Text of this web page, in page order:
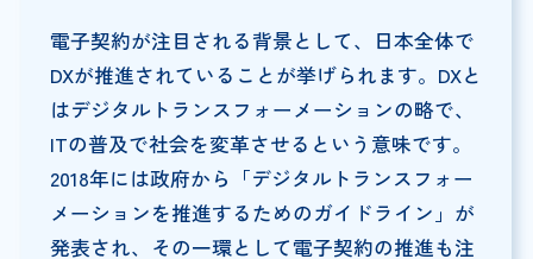
電子契約が注目される背景として、日本全体で
DXが推進されていることが挙げられます。DXと
はデジタルトランスフォーメーションの略で、
ITの普及で社会を変革させるという意味です。
2018年には政府から「デジタルトランスフォー
メーションを推進するためのガイドライン」が
発表され、その一環として電子契約の推進も注